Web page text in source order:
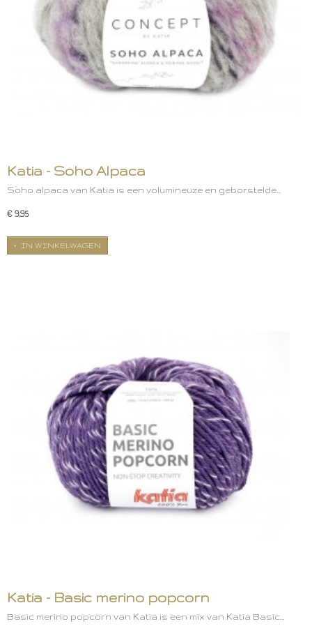
Katia - Soho Alpaca
Soho alpaca van Katia is een volumineuze en geborstelde…
€ 9,95
IN WINKELWAGEN
Katia - Basic merino popcorn
Basic merino popcorn van Katia is een mix van Katia Basic…